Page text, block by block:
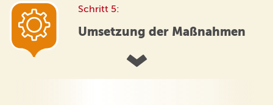
Schritt 5:
Umsetzung der Maßnahmen